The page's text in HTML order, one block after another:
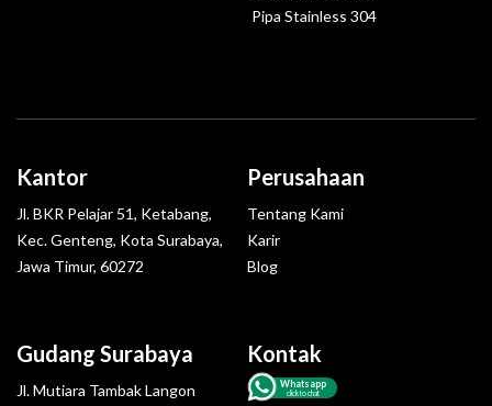
Pipa Stainless 304
Gudang Surabaya
Jl. Mutiara Tambak Langon
Kantor
Jl. BKR Pelajar 51, Ketabang,
Kec. Genteng, Kota Surabaya,
Jawa Timur, 60272
Kontak
Whatsapp
click to chat
Perusahaan
Tentang Kami
Karir
Blog